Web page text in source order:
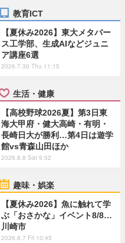
教育ICT
【夏休み2026】東大メタバー
ス工学部、生成AIなどジュニ
ア講座6選
2026.7.30 Thu 11:15
生活・健康
【高校野球2026夏】第3日東
海大甲府・健大高崎・有明・
長崎日大が勝利…第4日は遊学
館vs青森山田ほか
2026.8.8 Sat 9:52
趣味・娯楽
【夏休み2026】魚に触れて学
ぶ「おさかな」イベント8/8…
川崎市
2026.8.7 Fri 10:45